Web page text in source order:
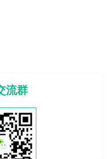
流群